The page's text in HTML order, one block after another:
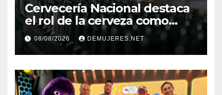
Cervecería Nacional destaca
el rol de la cerveza como
motor de desarrollo
económico y sostenibilidad
en Panamá
08/08/2026 DEMUJERES.NET